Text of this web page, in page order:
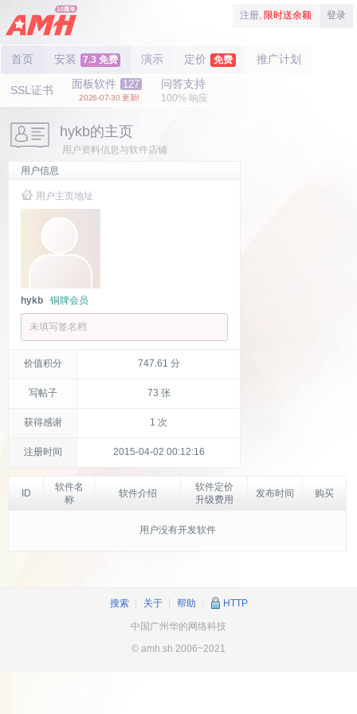
注册, 限时送余额 登录
首页 安装 7.3 免费 演示 定价 免费 推广计划
SSL证书 面板软件 127
2026-07-30 更新!
问答支持
100% 响应
hykb的主页
用户资料信息与软件店铺
用户信息
用户主页地址
hykb 铜牌会员
未填写签名档
价值积分 747.61 分
写帖子 73 张
获得感谢 1 次
注册时间 2015-04-02 00:12:16
ID
软件名
称
软件介绍
软件定价
升级费用
发布时间 购买
用户没有开发软件
搜索┊ 关于┊ 帮助 HTTP
中国广州华的网络科技
© amh.sh 2006~2021